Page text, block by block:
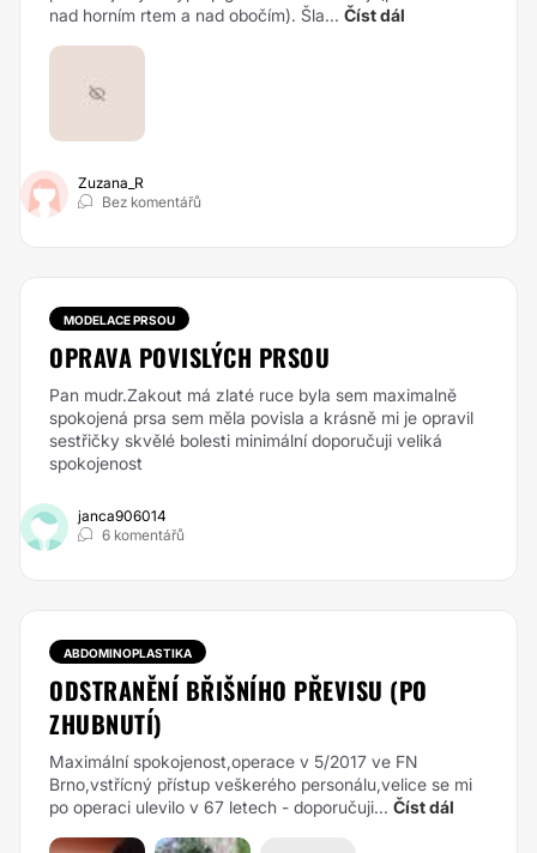
nad horním rtem a nad obočím). Šla... Číst dál
Zuzana_R
Bez komentářů
MODELACE PRSOU
OPRAVA POVISLÝCH PRSOU
Pan mudr.Zakout má zlaté ruce byla sem maximalnĕ
spokojená prsa sem měla povisla a krásně mi je opravil
sestřičky skvělé bolesti minimální doporučuji veliká
spokojenost
janca906014
6 komentářů
ABDOMINOPLASTIKA
ODSTRANĚNÍ BŘIŠNÍHO PŘEVISU (PO
ZHUBNUTÍ)
Maximální spokojenost,operace v 5/2017 ve FN
Brno,vstřícný přístup veškerého personálu,velice se mi
po operaci ulevilo v 67 letech - doporučuji... Číst dál